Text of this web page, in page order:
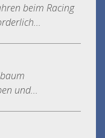
beim Racing
und...